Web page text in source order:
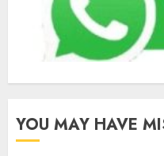
YOU MAY HAVE